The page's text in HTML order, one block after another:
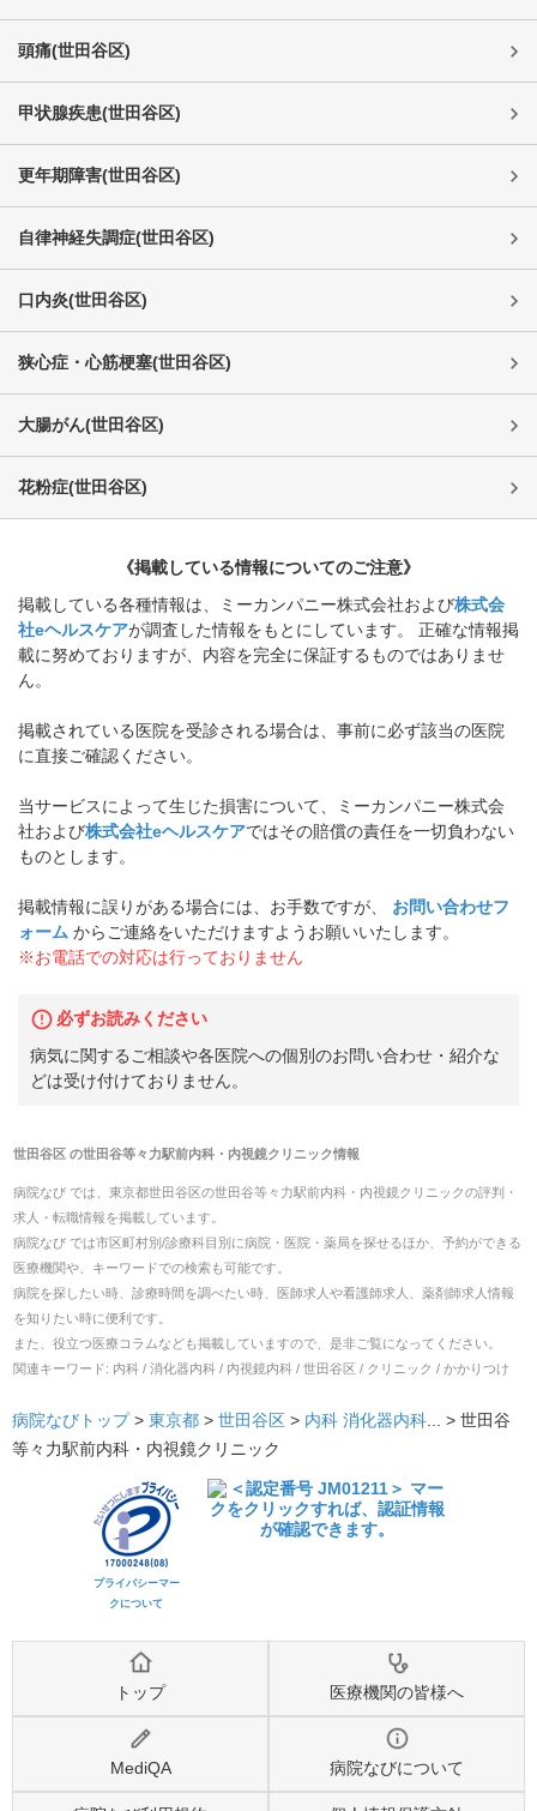
頭痛(世田谷区)
甲状腺疾患(世田谷区)
更年期障害(世田谷区)
自律神経失調症(世田谷区)
口内炎(世田谷区)
狭心症・心筋梗塞(世田谷区)
大腸がん(世田谷区)
花粉症(世田谷区)
《掲載している情報についてのご注意》
掲載している各種情報は、ミーカンパニー株式会社および株式会
社eヘルスケアが調査した情報をもとにしています。 正確な情報掲
載に努めておりますが、内容を完全に保証するものではありませ
ん。
掲載されている医院を受診される場合は、事前に必ず該当の医院
に直接ご確認ください。
当サービスによって生じた損害について、ミーカンパニー株式会
社および株式会社eヘルスケアではその賠償の責任を一切負わない
ものとします。
掲載情報に誤りがある場合には、お手数ですが、
お問い合わせフ
ォーム からご連絡をいただけますようお願いいたします。
※お電話での対応は行っておりません
必ずお読みください
病気に関するご相談や各医院への個別のお問い合わせ・紹介な
どは受け付けておりません。
世田谷区の世田谷等々力駅前内科・内視鏡クリニック情報
病院なび では、 東京都世田谷区の世田谷等々力駅前内科・内視鏡クリニックの評判・
求人・転職情報を掲載しています。
病院なび では市区町村別/診療科目別に病院・医院・薬局を探せるほか、予約ができる
医療機関や、キーワードでの検索も可能です。
病院を探したい時、診療時間を調べたい時、医師求人や看護師求人、薬剤師求人情報
を知りたい時に便利です。
また、役立つ医療コラムなども掲載していますので、是非ご覧になってください。
関連キーワード: 内科 / 消化器内科 / 内視鏡内科 / 世田谷区 / クリニック / かかりつけ
病院なびトップ> 東京都 > 世田谷区 > 内科 消化器内科 ... > 世田谷
等々力駅前内科・内視鏡クリニック
プライバシーマー
クについて
トップ 医療機関の皆様へ
MediQA 病院なびについて